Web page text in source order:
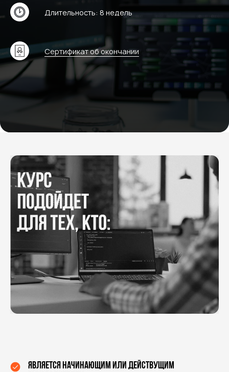
Длительность: 8 недель
Сертификат об окончании
является Начинающим или действущим